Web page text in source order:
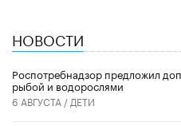
НОВОСТИ
Роспотребнадзор предложил
рыбой и водорослями
6 АВГУСТА / ДЕТИ